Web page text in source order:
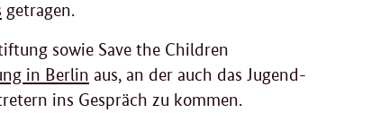
getragen.
sowie Save the Children
in Berlin aus, an der auch das Jugend-
ins Gespräch zu kommen.